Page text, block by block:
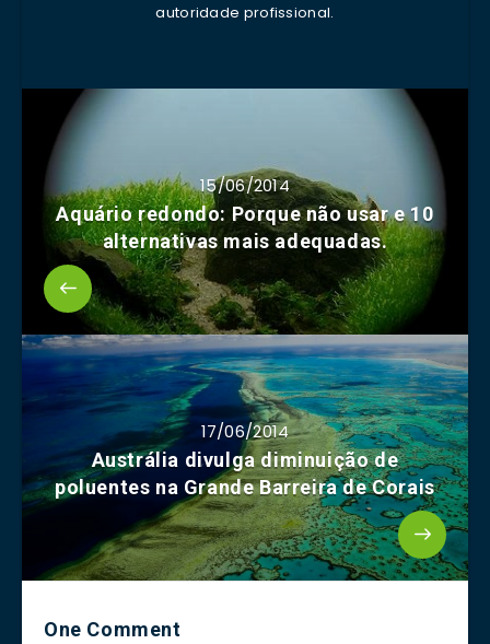
autoridade profissional.
15/06/2014
Aquário redondo: Porque não usar e 10
alternativas mais adequadas.
17/06/2014
Austrália divulga diminuição de
poluentes na Grande Barreira de Corais
One Comment